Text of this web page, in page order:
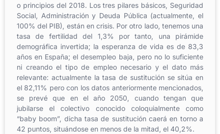
o principios del 2018. Los tres pilares básicos, Seguridad
Social, Administración y Deuda Pública (actualmente, el
100% del PIB), están en crisis. Por otro lado, tenemos una
tasa de fertilidad del 1,3% por tanto, una pirámide
demográfica invertida; la esperanza de vida es de 83,3
años en España; el desempleo baja, pero no lo suficiente
ni creando el tipo de empleo necesario y el dato más
relevante: actualmente la tasa de sustitución se sitúa en
el 82,11% pero con los datos anteriormente mencionados,
se prevé que en el año 2050, cuando tengan que
jubilarse el colectivo conocido coloquialmente como
“baby boom”, dicha tasa de sustitución caerá en torno a
42 puntos, situándose en menos de la mitad, el 40,2%.